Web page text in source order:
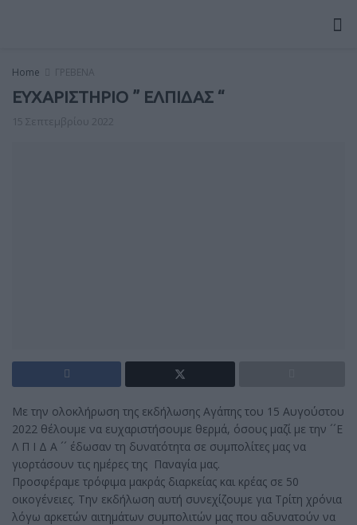
Home ΓΡΕΒΕΝΑ
ΕΥΧΑΡΙΣΤΗΡΙΟ ” ΕΛΠΙΔΑΣ “
15 Σεπτεμβρίου 2022
Με την ολοκλήρωση της εκδήλωσης Αγάπης του 15 Αυγούστου
2022 θέλουμε να ευχαριστήσουμε θερμά, όσους μαζί με την ´´Ε
Λ Π Ι Δ Α ´´ έδωσαν τη δυνατότητα σε συμπολίτες μας να
γιορτάσουν τις ημέρες της Παναγία μας.
Προσφέραμε τρόφιμα μακράς διαρκείας και κρέας σε 50
οικογένειες. Την εκδήλωση αυτή συνεχίζουμε για Τρίτη χρόνια
λόγω αρκετών αιτημάτων συμπολιτών μας που αδυνατούν να